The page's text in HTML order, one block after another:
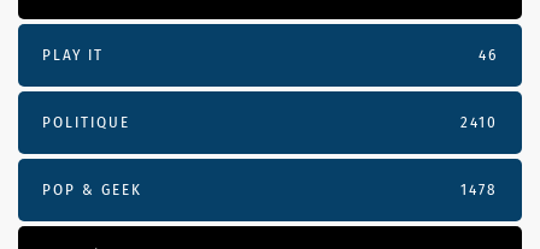
PLAY IT 46
POLITIQUE 2410
POP & GEEK 1478